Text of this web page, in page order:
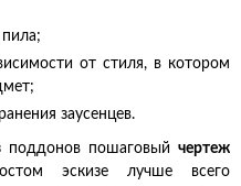
от стиля, в котором
заусенцев.
поддонов пошаговый чертеж
эскизе лучше всего